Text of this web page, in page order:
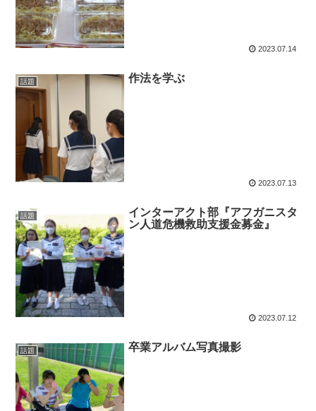
2023.07.14
話題 作法を学ぶ
2023.07.13
話題
インターアクト部『アフガニスタ
ン人道危機救助支援金募金』
2023.07.12
話題 卒業アルバム写真撮影